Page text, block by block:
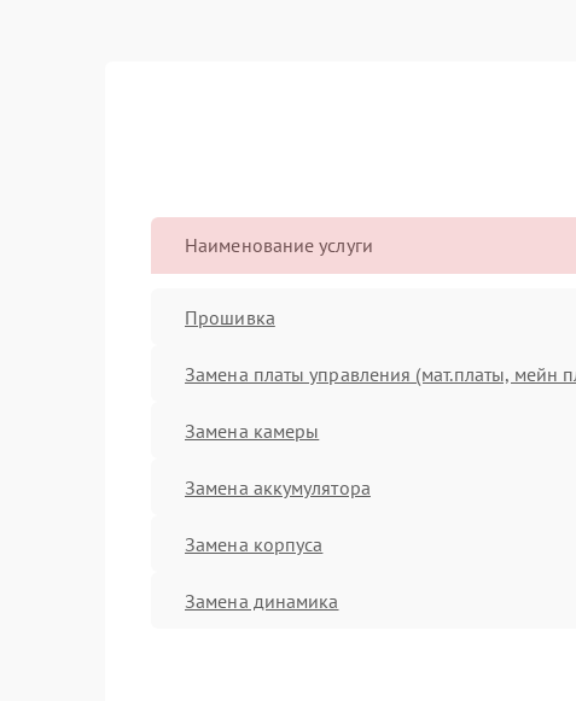
Наименование услуги
Прошивка
Замена платы управления (мат.платы, мейн
Замена камеры
Замена аккумулятора
Замена корпуса
Замена динамика